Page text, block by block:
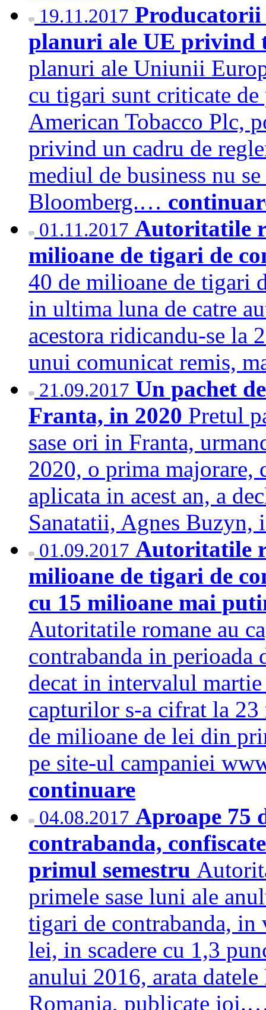
19.11.2017
planuri ale UE privind
planuri ale Uniunii
cu tigari sunt criticate
American Tobacco Plc,
privind un cadru de
mediul de business nu
Bloomberg.…
01.11.2017 Autoritatile
milioane de tigari de
40 de milioane de tigari
in ultima luna de catre
acestora ridicandu-se la
unui comunicat remis,
21.09.2017 Un pachet
Franta, in 2020 Pretul
sase ori in Franta,
2020, o prima majorare,
aplicata in acest an, a
Sanatatii, Agnes
01.09.2017 Autoritatile
milioane de tigari de
cu 15 milioane mai
Autoritatile romane au
contrabanda in
decat in intervalul
capturilor s-a cifrat la
de milioane de lei din
pe site-ul campaniei
continuare
04.08.2017 Aproape 75
contrabanda,
primul semestru
primele sase luni ale
tigari de contrabanda, in
lei, in scadere cu 1,3
anului 2016, arata
Romania, publicate